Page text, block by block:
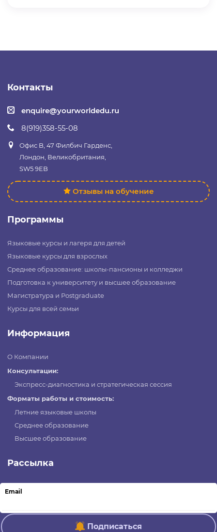
Контакты
enquire@yourworldedu.ru
8(919)358-55-08
Офис B, 47 Филбич Гарденс,
Лондон, Великобритания,
SW5 9EB
Отзывы на обучение
Программы
Языковые курсы и лагеря для детей
Языковые курсы для взрослых
Среднее образование: школы-пансионы и колледжи
Подготовка к университету и высшее образование
Магистратура и Postgraduate
Курсы для всей семьи
Информация
О Компании
Консультации:
Экспресс-диагностика и стратегическая сессия
Форматы работы и стоимость:
Летние языковые школы
Среднее образование
Высшее образование
Рассылка
Email
Подписаться